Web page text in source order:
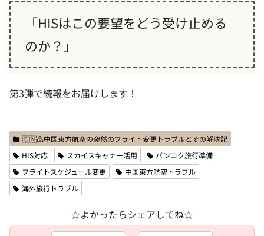
「HISはこの要望をどう受け止める
のか？」
第3弾で続報をお届けします！
🇨🇳⚠️中国東方航空の突然のフライト変更トラブルとその解決記
HIS対応
スカイスキャナー活用
バンコク旅行準備
フライトスケジュール変更
中国東方航空トラブル
海外旅行トラブル
☆よかったらシェアしてね☆